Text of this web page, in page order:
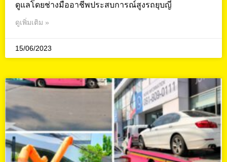
ดูแลโดยช่างมืออาชีพประสบการณ์สูงรถยุบญี่
ดูเพิ่มเติม »
15/06/2023